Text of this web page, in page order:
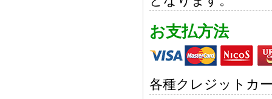
お支払方法
各種クレジットカ